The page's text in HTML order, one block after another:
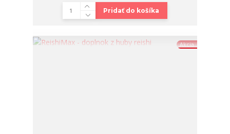
Pridať do košíka
Akcia